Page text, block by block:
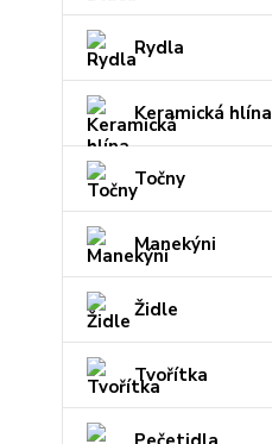
Rydla
Keramická hlína
Točny
Manekýni
Židle
Tvořítka